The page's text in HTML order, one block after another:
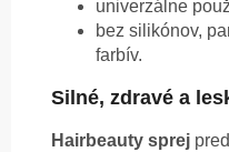
univerzálne
bez silikónov,
farbív.
Silné, zdravé a
Hairbeauty sprej